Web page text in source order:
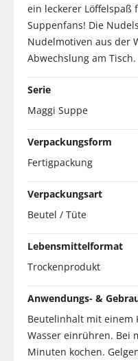
ein leckerer Löffelspaß
Suppenfans! Die
Nudelmotiven aus der
Abwechslung am Tisch.
Serie
Maggi Suppe
Verpackungsform
Fertigpackung
Verpackungsart
Beutel / Tüte
Lebensmittelformat
Trockenprodukt
Anwendungs- &
Beutelinhalt mit einem
Wasser einrühren. Bei
Minuten kochen.